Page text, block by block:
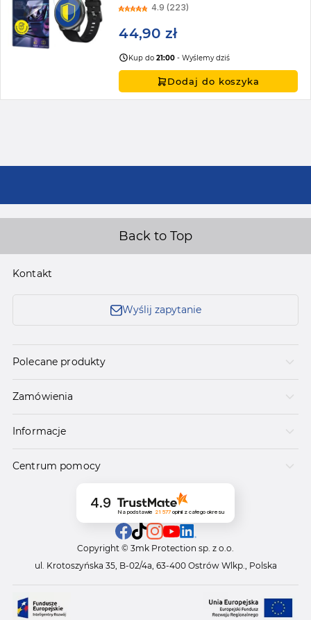
4.9 (223)
44,90 zł
Kup do21:00 - Wyślemy dziś
Dodaj do koszyka
Back to Top
Kontakt
Wyślij zapytanie
Polecane produkty
Zamówienia
Informacje
Centrum pomocy
4.9
Na podstawie 21 577opinii z całego okresu
Copyright © 3mk Protection sp. z o.o.
ul. Krotoszyńska 35, B-02/4a, 63-400 Ostrów Wlkp., Polska